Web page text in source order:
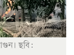
ছবি: